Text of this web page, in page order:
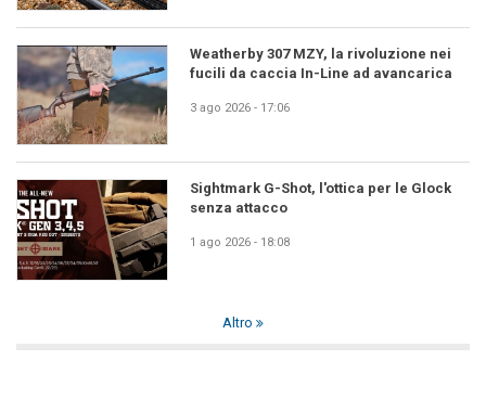
Weatherby 307 MZY, la rivoluzione nei
fucili da caccia In-Line ad avancarica
3 ago 2026 - 17:06
Sightmark G-Shot, l'ottica per le Glock
senza attacco
1 ago 2026 - 18:08
Altro